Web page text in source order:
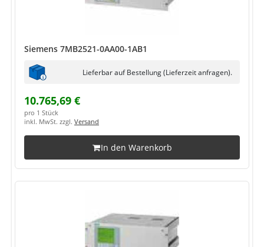
Siemens 7MB2521-0AA00-1AB1
Lieferbar auf Bestellung (Lieferzeit anfragen).
10.765,69 €
pro 1 Stück
inkl. MwSt. zzgl. Versand
In den Warenkorb